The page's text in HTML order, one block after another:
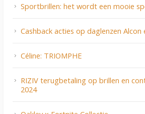
Sportbrillen: het wordt een mooie
Cashback acties op daglenzen Alcon
Céline: TRIOMPHE
RIZIV terugbetaling op brillen en
2024